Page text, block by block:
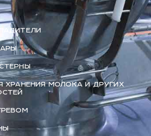
ХРАНЕНИЯ МОЛОКА И ДРУГИХ